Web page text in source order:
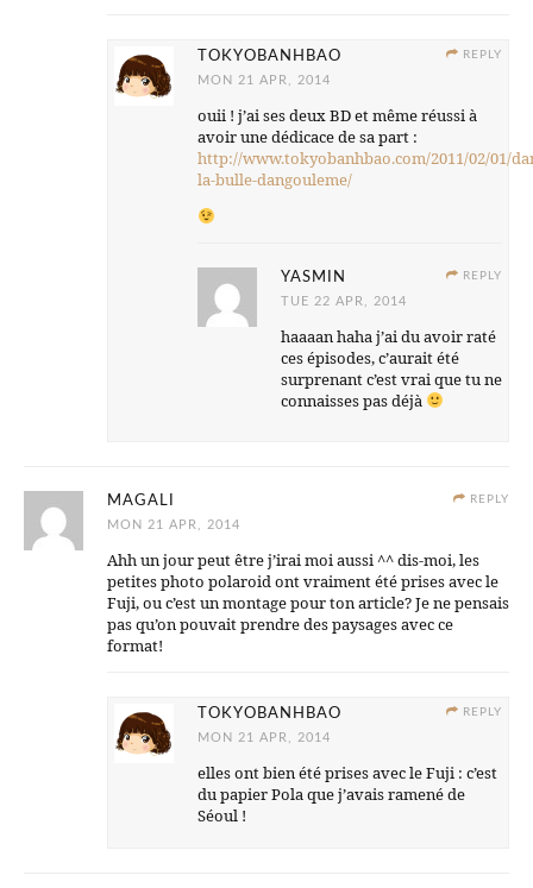
REPLY
TOKYOBANHBAO
MON 21 APR, 2014
ouii ! j’ai ses deux BD et même réussi à
avoir une dédicace de sa part :
http://www.tokyobanhbao.com/2011/02/01/
la-bulle-dangouleme/
REPLY
YASMIN
TUE 22 APR, 2014
haaaan haha j’ai du avoir raté
ces épisodes, c’aurait été
surprenant c’est vrai que tu ne
connaisses pas déjà
REPLY
MAGALI
MON 21 APR, 2014
Ahh un jour peut être j’irai moi aussi ^^ dis-moi, les
petites photo polaroid ont vraiment été prises avec le
Fuji, ou c’est un montage pour ton article? Je ne pensais
pas qu’on pouvait prendre des paysages avec ce
format!
REPLY
TOKYOBANHBAO
MON 21 APR, 2014
elles ont bien été prises avec le Fuji : c’est
du papier Pola que j’avais ramené de
Séoul !